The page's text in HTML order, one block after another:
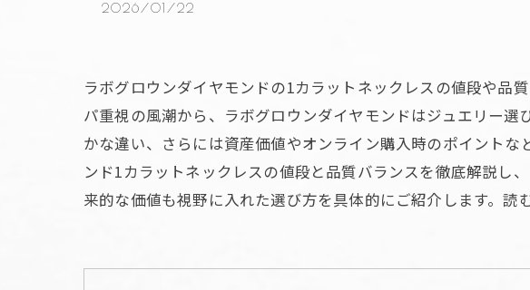
2026/01/22
ラボグロウンダイヤモンドの1カラットネックレスの値段や品
パ重視の風潮から、ラボグロウンダイヤモンドはジュエリー
かな違い、さらには資産価値やオンライン購入時のポイント
ンド1カラットネックレスの値段と品質バランスを徹底解説し
来的な価値も視野に入れた選び方を具体的にご紹介します。読